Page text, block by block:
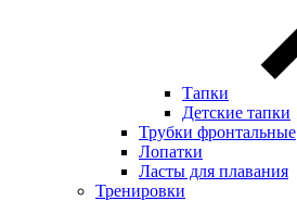
Тапки
Детские тапки
Трубки фронтальные
Лопатки
Ласты для плавания
Тренировки